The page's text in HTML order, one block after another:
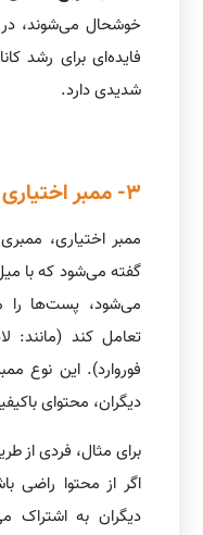
خوشحال می‌شوند،
فایده‌ای برای رشد
شدیدی دارد.
3- ممبر اختیاری یا ممبر واقعی فعال
ممبر اختیاری،
گفته می‌شود که با
می‌شود، پست‌ها را
تعامل کند (مانند:
فوروارد). این نوع
دیگران، محتوای
برای مثال، فردی از
اگر از محتوا راضی
دیگران به اشتراک